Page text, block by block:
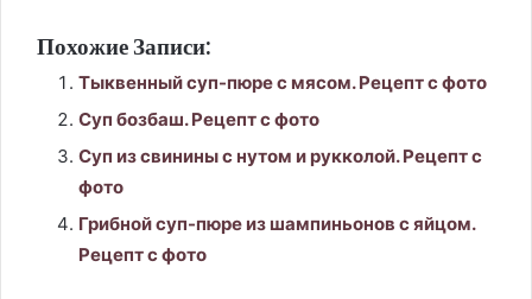
Похожие Записи:
Тыквенный суп-пюре с мясом. Рецепт с фото
Суп бозбаш. Рецепт с фото
Суп из свинины с нутом и рукколой. Рецепт с
фото
Грибной суп-пюре из шампиньонов с яйцом.
Рецепт с фото